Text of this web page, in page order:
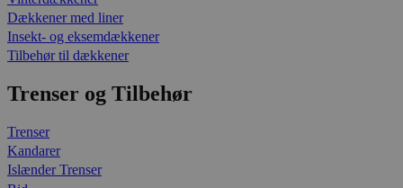
Dækkener med liner
Insekt- og eksemdækkener
Tilbehør til dækkener
Trenser og Tilbehør
Trenser
Kandarer
Islænder Trenser